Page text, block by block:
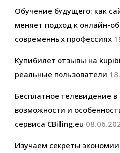
Обучение будущего: как
меняет подход к онлайн-
современных профессиях
Купибилет отзывы на
реальные пользователи
Бесплатное телевидение
возможности и
сервиса CBilling.eu
Изучаем секреты